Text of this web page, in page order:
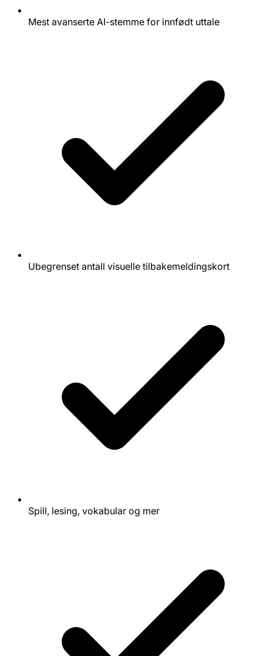
Mest avanserte AI-stemme for innfødt uttale
Ubegrenset antall visuelle tilbakemeldingskort
Spill, lesing, vokabular og mer